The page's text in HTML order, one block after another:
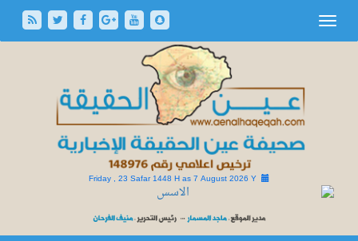
Friday , 23 Safar 1448 H as7 August 2026 Y